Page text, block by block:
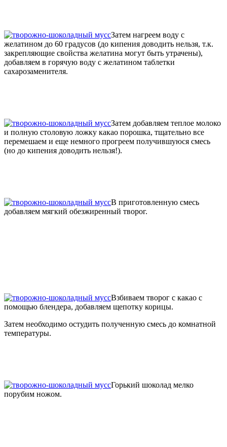
Затем нагреем воду с
желатином до 60 градусов (до кипения доводить нельзя, т.к.
закрепляющие свойства желатина могут быть утрачены),
добавляем в горячую воду с желатином таблетки
сахарозаменителя.
Затем добавляем теплое молоко
и полную столовую ложку какао порошка, тщательно все
перемешаем и еще немного прогреем получившуюся смесь
(но до кипения доводить нельзя!).
В приготовленную смесь
добавляем мягкий обезжиренный творог.
Взбиваем творог с какао с
помощью блендера, добавляем щепотку корицы.
Затем необходимо остудить полученную смесь до комнатной
температуры.
Горький шоколад мелко
порубим ножом.